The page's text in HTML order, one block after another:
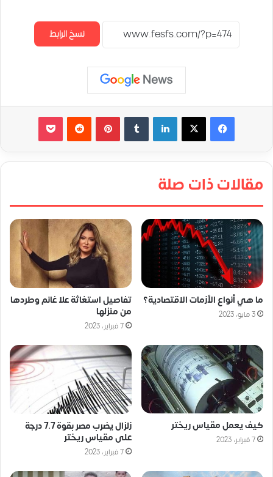
نسخ الرابط
لينكدإن بينتيريست
مقالات ذات صلة
ما هي أنواع الأزمات الاقتصادية؟
3 مايو، 2023
تفاصيل استغاثة علا غانم وطردها
من منزلها
7 فبراير، 2023
كيف يعمل مقياس ريختر
7 فبراير، 2023
زلزال يضرب مصر بقوة 7.7 درجة
على مقياس ريختر
7 فبراير، 2023